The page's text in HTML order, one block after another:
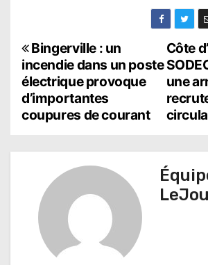
N
a
v
g
Côte
une
Bingerville : un
incendie dans un poste
électrique provoque
d’importantes
coupures de courant